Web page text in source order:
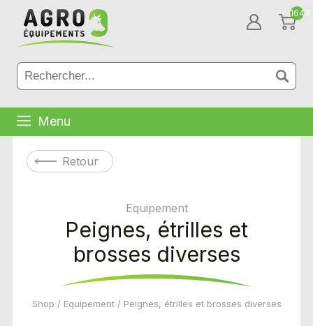
1643
Menu
Retour
Equipement
Peignes, étrilles et
brosses diverses
Shop / Equipement/ Peignes, étrilles et brosses diverses